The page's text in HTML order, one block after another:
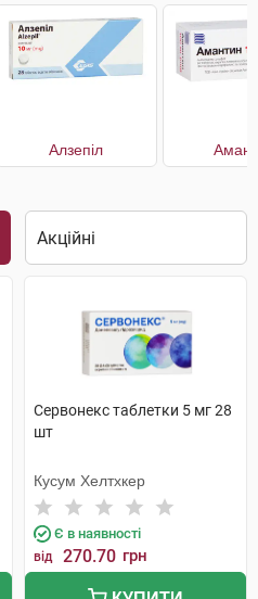
Алзепіл
Сервонекс таблетки 5 мг 28
шт
Кусум Хелтхкер
Є в наявності
від 270.70 грн